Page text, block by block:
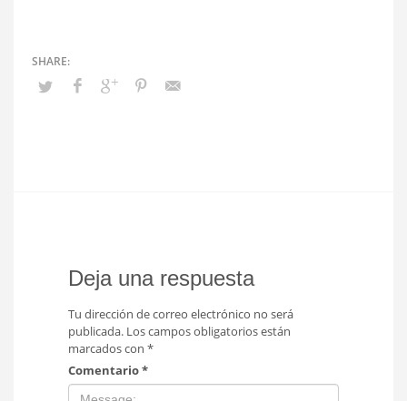
Deja una respuesta
Tu dirección de correo electrónico no será
publicada. Los campos obligatorios están
marcados con *
Comentario*